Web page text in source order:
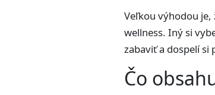
Veľkou výhodou
wellness. Iný si
zabaviť a dospelí
Čo